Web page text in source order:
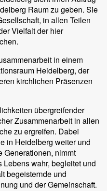
Raum zu geben. Sie
in allen Teilen
Vielfalt der hier
in einem
Heidelberg, der
kirchlichen Präsenzen
übergreifender
Zusammenarbeit in allen
zu ergreifen. Dabei
in Heidelberg weiter und
Generationen, nimmt
wahr, begleitet und
begeisternde und
und der Gemeinschaft.